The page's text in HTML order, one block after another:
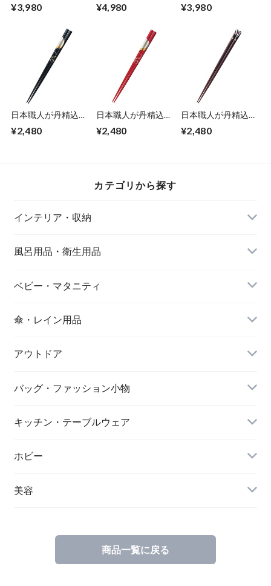
カッティングボード
1.5cm 日本製 貴重
な国産桜材 扱いや
すく 耐久性よい そ
のままテーブルに出
してもお洒落 エン
ヴェールヘルック
¥3,980
カッティングボード
1.5cm 日本製 貴重
な国産桜材 扱いや
すく 耐久性よい そ
のままテーブルに出
してもお洒落 エン
ヴェールヘルック
¥4,980
り味噌用 熟成桶 約
寸：直径20×高さ
12.5cm 内寸：直径
17×高さ9.5cm しゃ
もじ：16cm さわら
ひのき エンヴェー
ルヘルック(R)
¥3,980
日本職人が丹精込め
22.5cm 黒 天然木 漆
ク
¥2,480
日本職人が丹精込め
21.5cm 赤 天然木 漆
宵待月 若狭の箸職
¥2,480
日本職人が丹精込め
23cm 黒 先角 天然
人が織りなす逸品
¥2,480
カテゴリから探す
インテリア・収納
風呂用品・衛生用品
ベビー・マタニティ
傘・レイン用品
アウトドア
バッグ・ファッション小物
キッチン・テーブルウェア
ホビー
美容
商品一覧に戻る